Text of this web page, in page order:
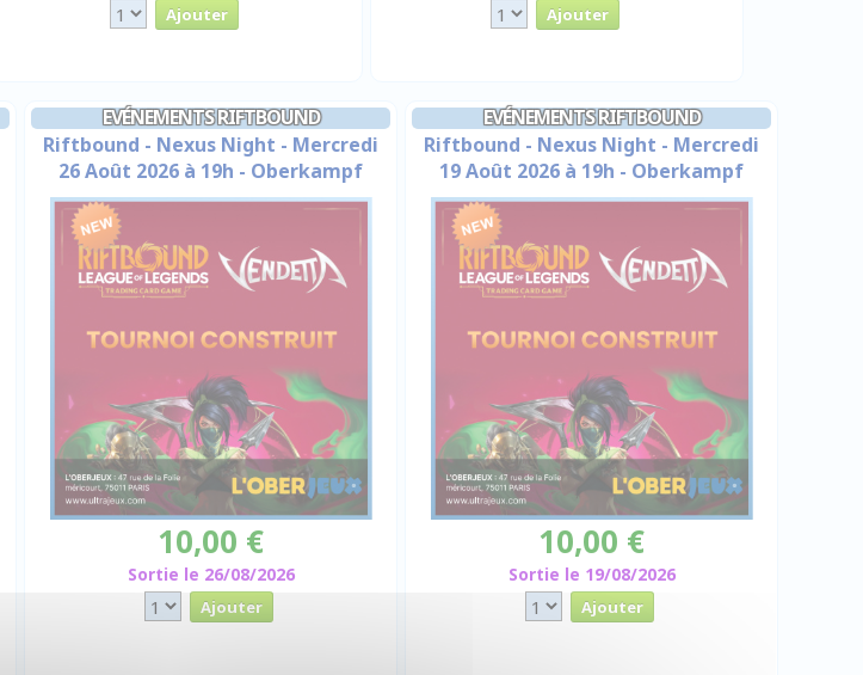
EVÉNEMENTS RIFTBOUND
Riftbound - Nexus Night - Mercredi
26 Août 2026 à 19h - Oberkampf
10,00 €
Sortie le 26/08/2026
EVÉNEMENTS RIFTBOUND
Riftbound - Nexus Night - Mercredi
19 Août 2026 à 19h - Oberkampf
10,00 €
Sortie le 19/08/2026